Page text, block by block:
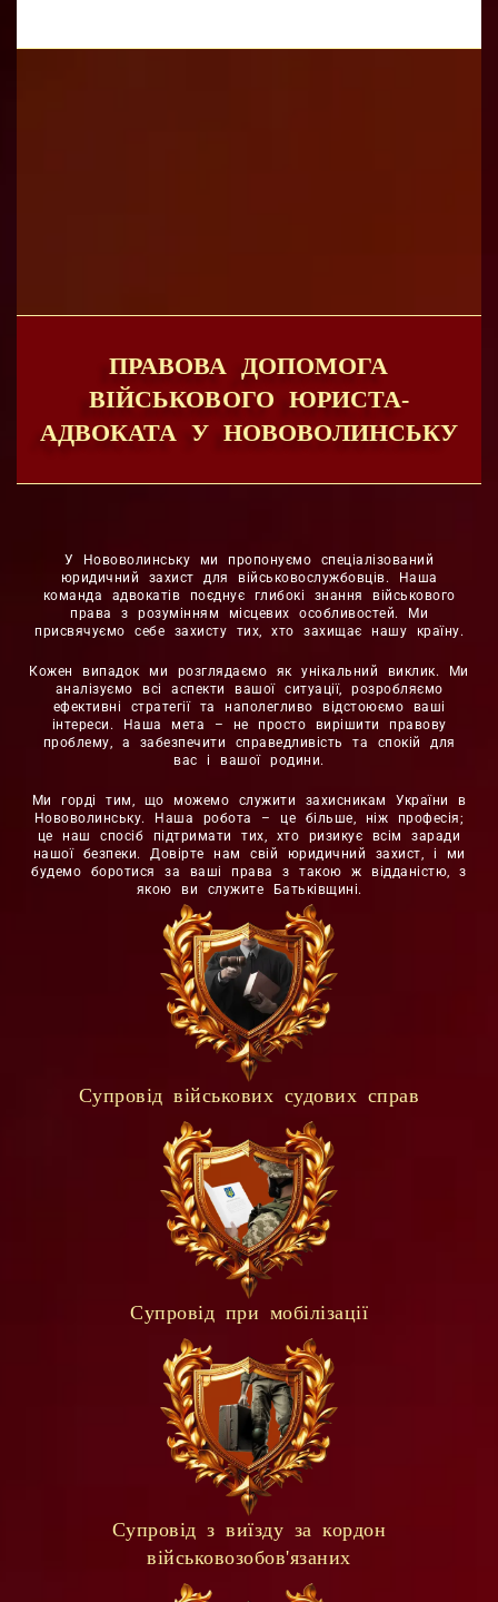
ПРАВОВА ДОПОМОГА
ВІЙСЬКОВОГО ЮРИСТА-
АДВОКАТА У НОВОВОЛИНСЬКУ
У Нововолинську ми пропонуємо спеціалізований
юридичний захист для військовослужбовців. Наша
команда адвокатів поєднує глибокі знання військового
права з розумінням місцевих особливостей. Ми
присвячуємо себе захисту тих, хто захищає нашу країну.
Кожен випадок ми розглядаємо як унікальний виклик. Ми
аналізуємо всі аспекти вашої ситуації, розробляємо
ефективні стратегії та наполегливо відстоюємо ваші
інтереси. Наша мета – не просто вирішити правову
проблему, а забезпечити справедливість та спокій для
вас і вашої родини.
Ми горді тим, що можемо служити захисникам України в
Нововолинську. Наша робота – це більше, ніж професія;
це наш спосіб підтримати тих, хто ризикує всім заради
нашої безпеки. Довірте нам свій юридичний захист, і ми
будемо боротися за ваші права з такою ж відданістю, з
якою ви служите Батьківщині.
Супровід військових судових справ
Супровід при мобілізації
Супровід з виїзду за кордон
військовозобов'язаних